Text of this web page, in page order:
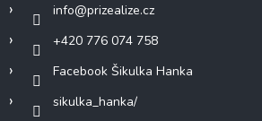
info@prizealize.cz
+420 776 074 758
Facebook Šikulka Hanka
sikulka_hanka/